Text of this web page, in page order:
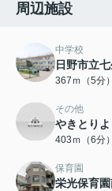
周辺施設
中学校
日野市立
367ｍ（5分）
その他
やきとり
403ｍ（6分）
保育園
栄光保育